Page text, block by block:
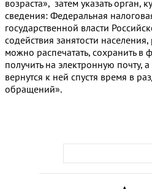
возраста», затем указать орган,
сведения: Федеральная
государственной власти
содействия занятости
можно распечатать, сохранить в
получить на электронную почту,
вернутся к ней спустя время в
обращений».